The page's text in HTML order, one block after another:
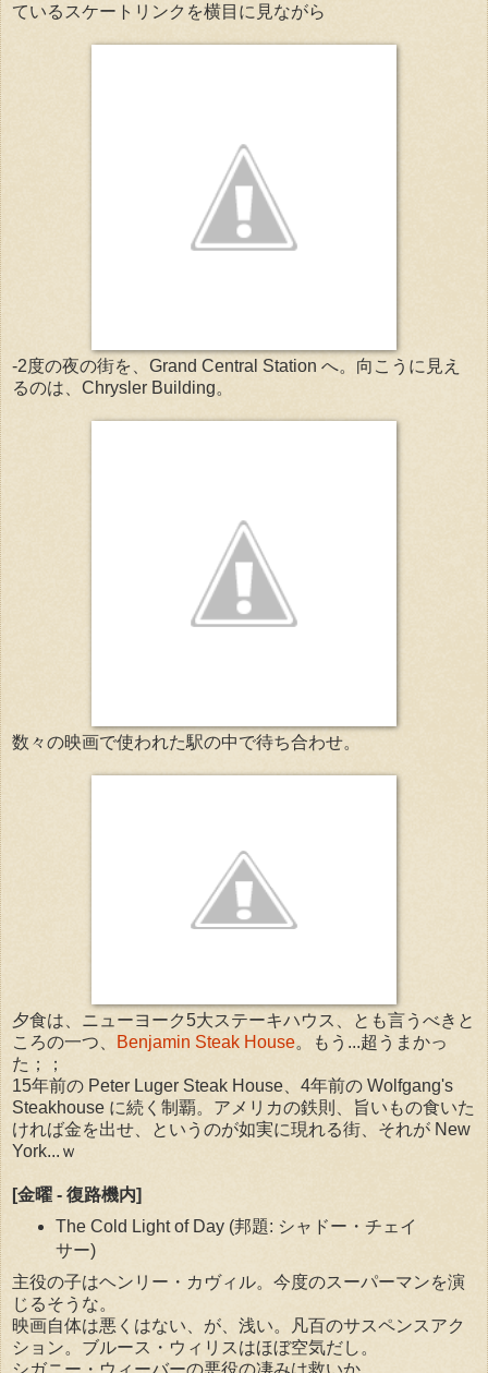
ているスケートリンクを横目に見ながら
-2度の夜の街を、Grand Central Station へ。向こうに見え
るのは、Chrysler Building。
数々の映画で使われた駅の中で待ち合わせ。
夕食は、ニューヨーク5大ステーキハウス、とも言うべきと
ころの一つ、
Benjamin Steak House。もう...超うまかっ
た；；
15年前の Peter Luger Steak House、4年前の Wolfgang's
Steakhouse に続く制覇。アメリカの鉄則、旨いもの食いた
ければ金を出せ、というのが如実に現れる街、それが New
York...ｗ
[金曜 - 復路機内]
The Cold Light of Day (邦題: シャドー・チェイ
サー)
主役の子はヘンリー・カヴィル。今度のスーパーマンを演
じるそうな。
映画自体は悪くはない、が、浅い。凡百のサスペンスアク
ション。ブルース・ウィリスはほぼ空気だし。
シガニー・ウィーバーの悪役の凄みは救いか。